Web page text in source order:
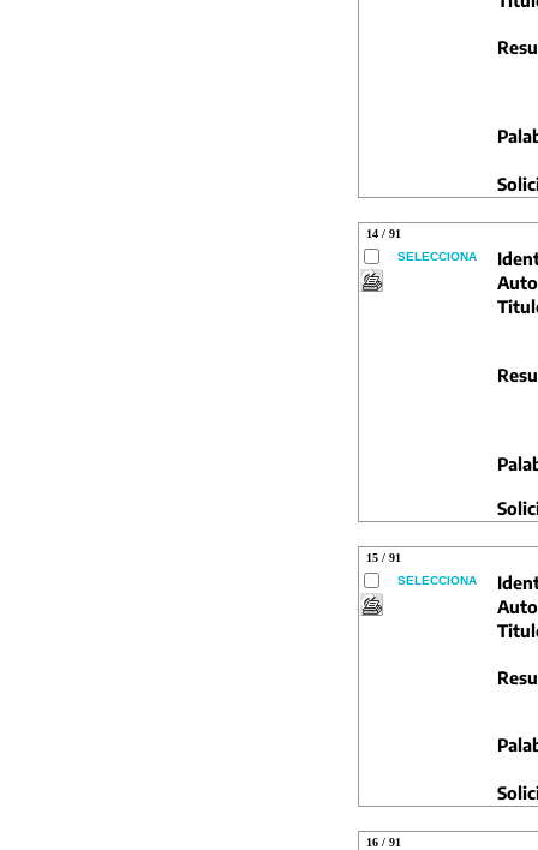
14 / 91
SELECCIONA
15 / 91
SELECCIONA
16 / 91